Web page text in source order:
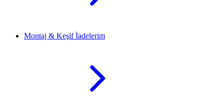
Montaj & Keşif İadelerim